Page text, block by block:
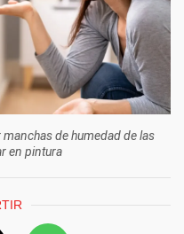
manchas de humedad de las
en pintura